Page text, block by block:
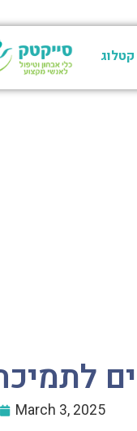
קטלוג
March 3, 2025